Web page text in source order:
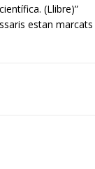
(Llibre)”
estan